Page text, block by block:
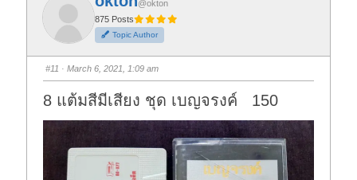
@okton
875 Posts
Topic Author
#11 · March 6, 2021, 1:09 am
8 แต้มสีมีเสียง ชุด เบญจรงค์ 150